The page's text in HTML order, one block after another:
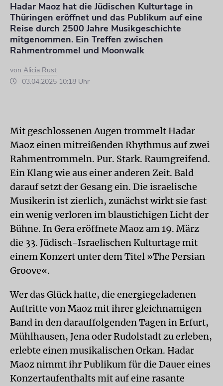
Hadar Maoz hat die Jüdischen Kulturtage in
Thüringen eröffnet und das Publikum auf eine
Reise durch 2500 Jahre Musikgeschichte
mitgenommen. Ein Treffen zwischen
Rahmentrommel und Moonwalk
von Alicia Rust
03.04.2025 10:18 Uhr
Mit geschlossenen Augen trommelt Hadar
Maoz einen mitreißenden Rhythmus auf zwei
Rahmentrommeln. Pur. Stark. Raumgreifend.
Ein Klang wie aus einer anderen Zeit. Bald
darauf setzt der Gesang ein. Die israelische
Musikerin ist zierlich, zunächst wirkt sie fast
ein wenig verloren im blaustichigen Licht der
Bühne. In Gera eröffnete Maoz am 19. März
die 33. Jüdisch-Israelischen Kulturtage mit
einem Konzert unter dem Titel »The Persian
Groove«.
Wer das Glück hatte, die energiegeladenen
Auftritte von Maoz mit ihrer gleichnamigen
Band in den darauffolgenden Tagen in Erfurt,
Mühlhausen, Jena oder Rudolstadt zu erleben,
erlebte einen musikalischen Orkan. Hadar
Maoz nimmt ihr Publikum für die Dauer eines
Konzertaufenthalts mit auf eine rasante